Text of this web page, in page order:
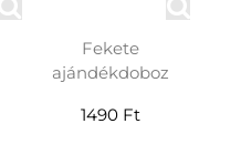
Fekete
ajándékdoboz
1490 Ft